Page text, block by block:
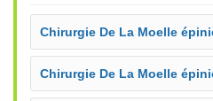
Chirurgie De La Moelle
Chirurgie De La Moelle